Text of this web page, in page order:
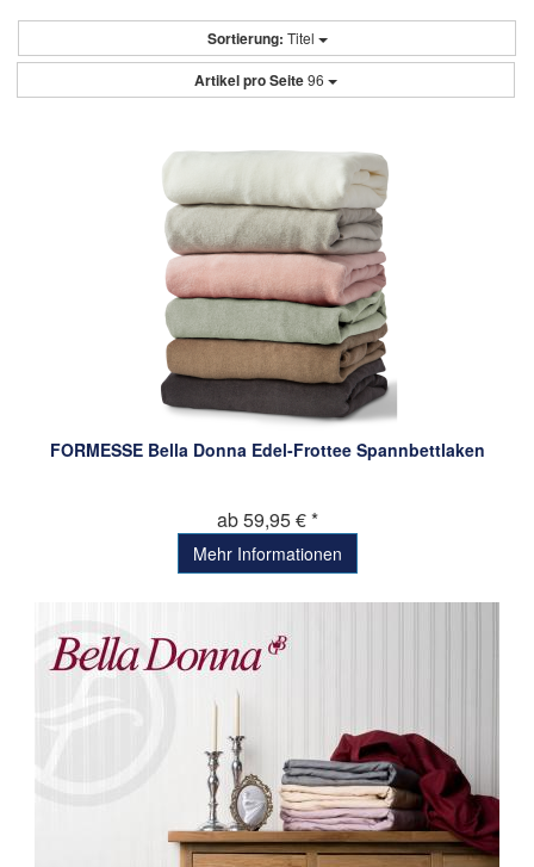
Sortierung: Titel
Artikel pro Seite96
FORMESSE Bella Donna Edel-Frottee Spannbettlaken
ab 59,95 € *
Mehr Informationen